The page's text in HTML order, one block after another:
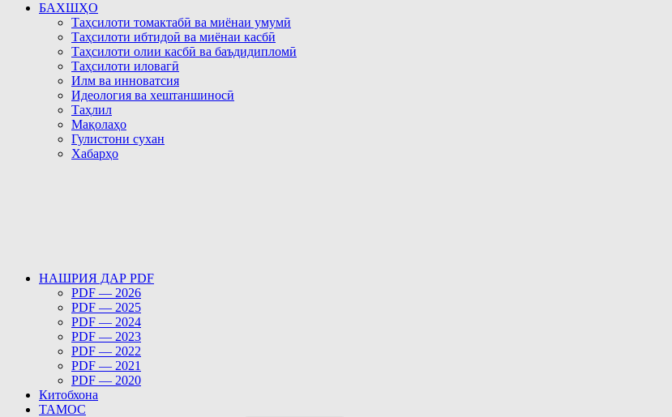
БАХШҲО
Таҳсилоти томактабӣ ва миёнаи умумӣ
Таҳсилоти ибтидоӣ ва миёнаи касбӣ
Таҳсилоти олии касбӣ ва баъдидипломӣ
Таҳсилоти иловагӣ
Илм ва инноватсия
Идеология ва хештаншиносӣ
Таҳлил
Мақолаҳо
Гулистони сухан
Хабарҳо
НАШРИЯ ДАР PDF
PDF — 2026
PDF — 2025
PDF — 2024
PDF — 2023
PDF — 2022
PDF — 2021
PDF — 2020
Китобхона
ТАМОС